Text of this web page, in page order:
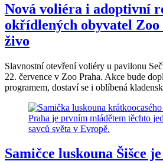
Nová voliéra i adoptivní
okřídlených obyvatel
živo
Slavnostní otevření voliéry u pavilonu
22. července v Zoo Praha. Akce bude
programem, dostaví se i oblíbená
Samičce luskouna Šišce